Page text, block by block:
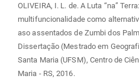
OLIVEIRA, I. L. de. A Luta “na”
multifuncionalidade como
aso assentados de Zumbi dos
Dissertação (Mestrado em
Santa Maria (UFSM), Centro de
Maria - RS, 2016.